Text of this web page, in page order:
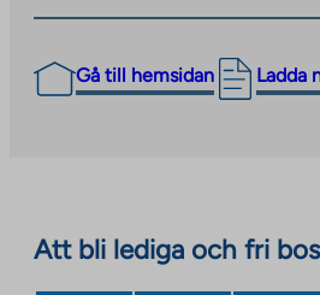
Gå till hemsidan Ladda
The
link
Att bli lediga och fri